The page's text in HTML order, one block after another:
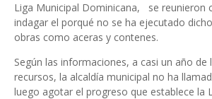
Liga Municipal Dominicana, se reunieron
indagar el porqué no se ha ejecutado
obras como aceras y contenes.
Según las informaciones, a casi un año de
recursos, la alcaldía municipal no ha
luego agotar el progreso que establece la